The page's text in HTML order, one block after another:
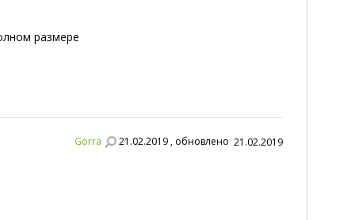
размере
Gorra 21.02.2019 , обновлено 21.02.2019